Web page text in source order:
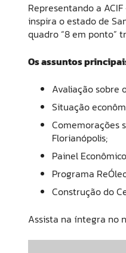
Representando a
inspira o estado de
quadro “8 em ponto”
Os assuntos
Avaliação sobre
Situação
Comemorações
Florianópolis;
Painel
Programa
Construção do
Assista na íntegra no